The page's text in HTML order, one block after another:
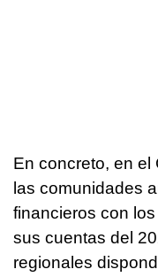
En concreto, en el
las comunidades
financieros con
sus cuentas del
regionales